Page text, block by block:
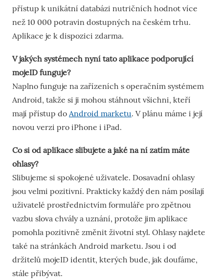
přístup k unikátní databázi nutričních hodnot více
než 10 000 potravin dostupných na českém trhu.
Aplikace je k dispozici zdarma.
V jakých systémech nyní tato aplikace podporující
mojeID funguje?
Naplno funguje na zařízeních s operačním systémem
Android, takže si ji mohou stáhnout všichni, kteří
mají přístup do Android marketu. V plánu máme i její
novou verzi pro iPhone i iPad.
Co si od aplikace slibujete a jaké na ní zatím máte
ohlasy?
Slibujeme si spokojené uživatele. Dosavadní ohlasy
jsou velmi pozitivní. Prakticky každý den nám posílají
uživatelé prostřednictvím formuláře pro zpětnou
vazbu slova chvály a uznání, protože jim aplikace
pomohla pozitivně změnit životní styl. Ohlasy najdete
také na stránkách Android marketu. Jsou i od
držitelů mojeID identit, kterých bude, jak doufáme,
stále přibývat.